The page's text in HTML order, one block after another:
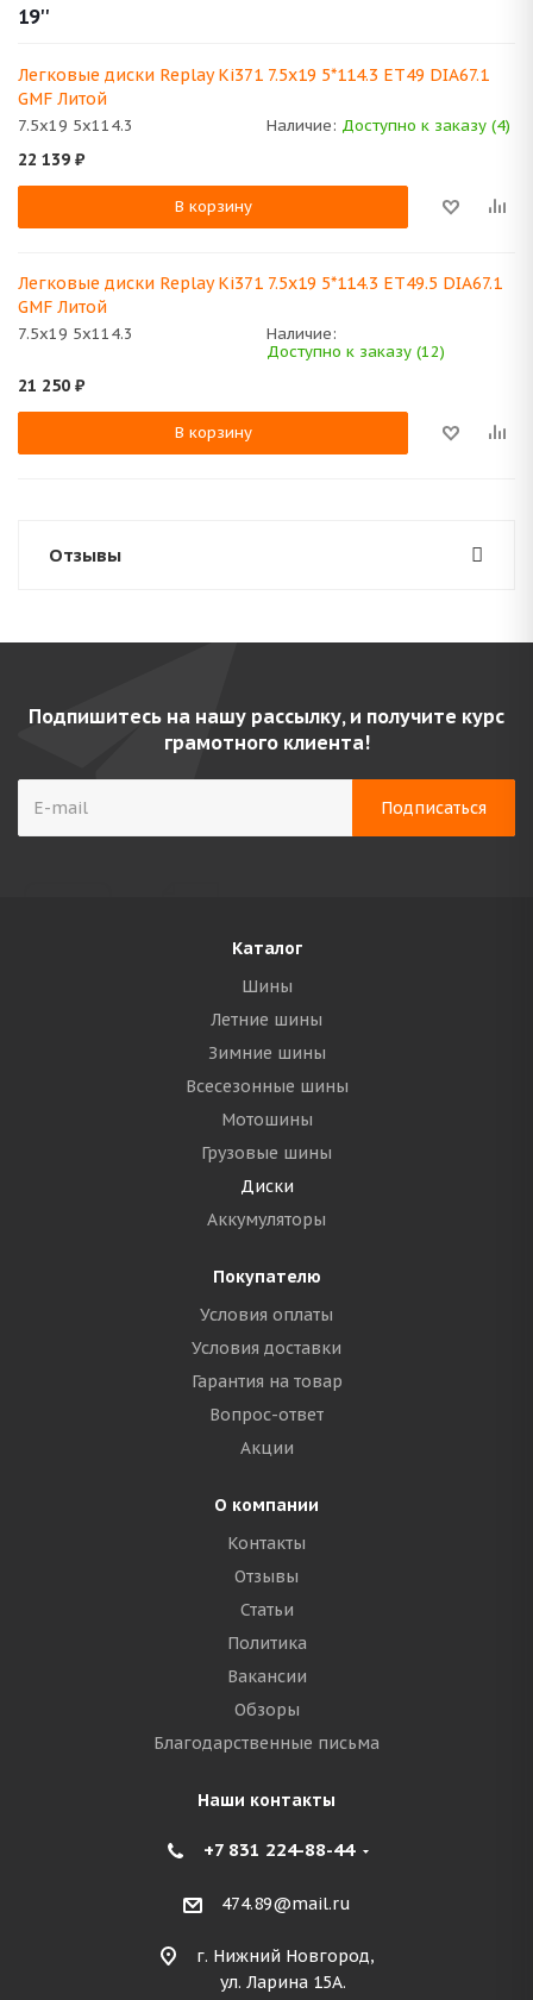
19''
Легковые диски Replay Ki371 7.5x19 5*114.3 ET49 DIA67.1
GMF Литой
7.5x19 5x114.3 Наличие: Доступно к заказу (4)
22 139 ₽
В корзину
Легковые диски Replay Ki371 7.5x19 5*114.3 ET49.5 DIA67.1
GMF Литой
7.5x19 5x114.3
Наличие:
Доступно к заказу (12)
21 250 ₽
В корзину
Отзывы
Подпишитесь на нашу рассылку, и получите курс
грамотного клиента!
Каталог
Шины
Летние шины
Зимние шины
Всесезонные шины
Мотошины
Грузовые шины
Диски
Аккумуляторы
Покупателю
Условия оплаты
Условия доставки
Гарантия на товар
Вопрос-ответ
Акции
О компании
Контакты
Отзывы
Статьи
Политика
Вакансии
Обзоры
Благодарственные письма
Наши контакты
+7 831 224-88-44
474.89@mail.ru
г. Нижний Новгород,
ул. Ларина 15А.